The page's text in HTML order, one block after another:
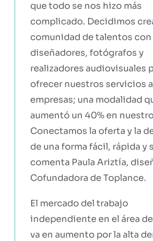
que todo se nos hizo más
complicado. Decidimos
comunidad de talentos con
diseñadores, fotógrafos y
realizadores audiovisuales
ofrecer nuestros servicios
empresas; una modalidad
aumentó un 40% en
Conectamos la oferta y la
de una forma fácil, rápida y
comenta Paula Ariztía,
Cofundadora de Toplance.
El mercado del trabajo
independiente en el área
va en aumento por la alta